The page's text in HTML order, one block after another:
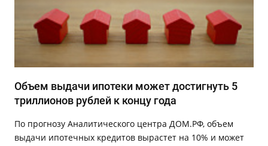
Объем выдачи ипотеки может достигнуть 5
триллионов рублей к концу года
По прогнозу Аналитического центра ДОМ.РФ, объем
выдачи ипотечных кредитов вырастет на 10% и может